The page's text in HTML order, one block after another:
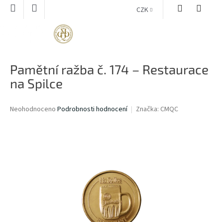
Přejít
CZK
Pamětní ražba č. 174 – Restaurace
na Spilce
Průměrné
Neohodnoceno Podrobnosti hodnocení Značka: CMQC